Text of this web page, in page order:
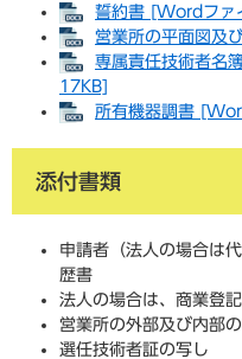
誓約書 [Wordファ
営業所の平面図及
専属責任技術者名
17KB]
所有機器調書
添付書類
申請者（法人の場合は
歴書
法人の場合は、商業登
営業所の外部及び内部
選任技術者証の写し